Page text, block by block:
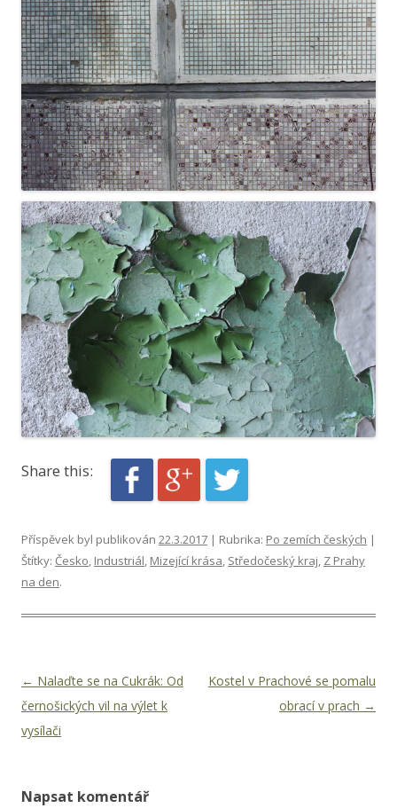
Share this:
Příspěvek byl publikován 22.3.2017 | Rubrika: Po zemích českých |
Štítky: Česko, Industriál, Mizející krása, Středočeský kraj, Z Prahy
na den.
Navigace pro příspěvky
← Nalaďte se na Cukrák: Od
černošických vil na výlet k
vysílači
Kostel v Prachové se pomalu
obrací v prach →
Napsat komentář